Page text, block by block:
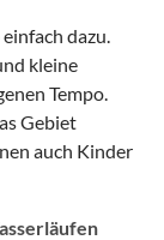
dazu.
kleine
Tempo.
Gebiet
auch Kinder